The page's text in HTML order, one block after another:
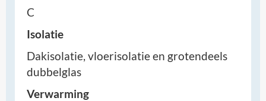
C
Isolatie
Dakisolatie, vloerisolatie en grotendeels
dubbelglas
Verwarming